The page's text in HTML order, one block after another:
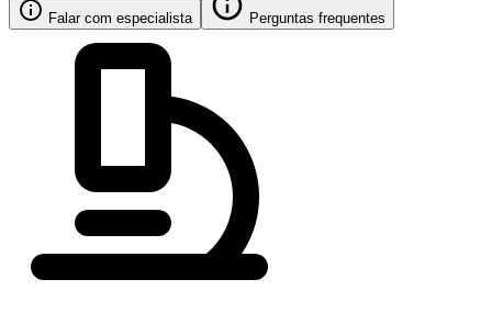
Falar com especialista Perguntas frequentes